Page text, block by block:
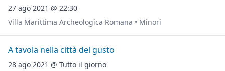
27 ago 2021 @ 22:30
Villa Marittima Archeologica Romana • Minori
A tavola nella città del gusto
28 ago 2021 @ Tutto il giorno